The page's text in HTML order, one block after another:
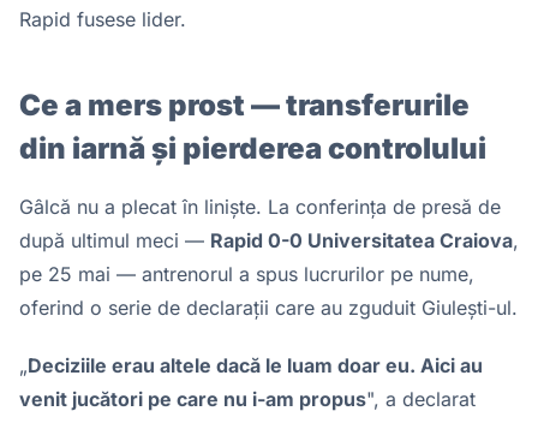
Rapid fusese lider.
Ce a mers prost — transferurile
din iarnă și pierderea controlului
Gâlcă nu a plecat în liniște. La conferința de presă de
după ultimul meci — Rapid 0-0 Universitatea Craiova,
pe 25 mai — antrenorul a spus lucrurilor pe nume,
oferind o serie de declarații care au zguduit Giulești-ul.
„Deciziile erau altele dacă le luam doar eu. Aici au
venit jucători pe care nu i-am propus", a declarat